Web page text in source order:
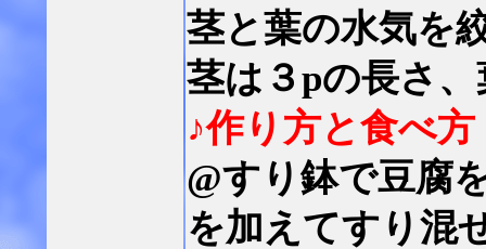
茎と葉の水気を
茎は３pの長さ
♪作り方と食べ方
@すり鉢で豆腐
を加えてすり混